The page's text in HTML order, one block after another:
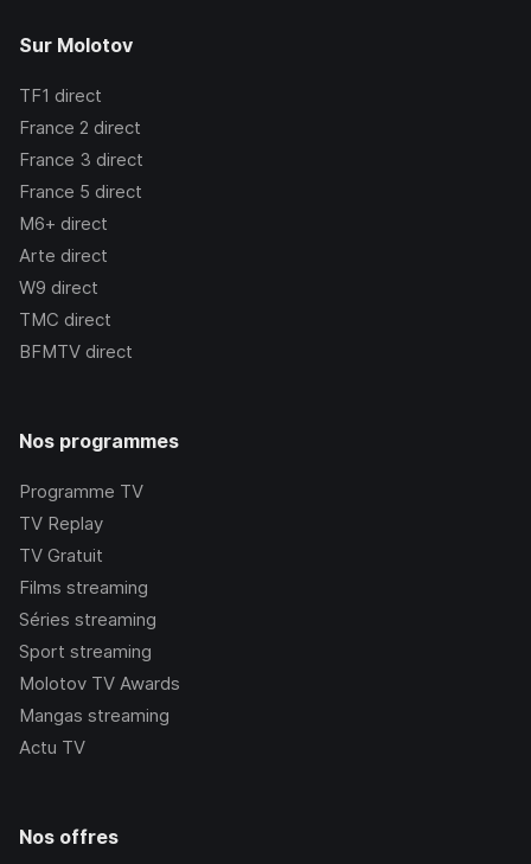
Sur Molotov
TF1 direct
France 2 direct
France 3 direct
France 5 direct
M6+ direct
Arte direct
W9 direct
TMC direct
BFMTV direct
Nos programmes
Programme TV
TV Replay
TV Gratuit
Films streaming
Séries streaming
Sport streaming
Molotov TV Awards
Mangas streaming
Actu TV
Nos offres